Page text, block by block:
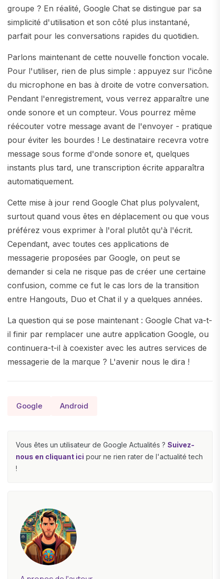
groupe ? En réalité, Google Chat se distingue par sa
simplicité d'utilisation et son côté plus instantané,
parfait pour les conversations rapides du quotidien.
Parlons maintenant de cette nouvelle fonction vocale.
Pour l'utiliser, rien de plus simple : appuyez sur l'icône
du microphone en bas à droite de votre conversation.
Pendant l'enregistrement, vous verrez apparaître une
onde sonore et un compteur. Vous pourrez même
réécouter votre message avant de l'envoyer - pratique
pour éviter les bourdes ! Le destinataire recevra votre
message sous forme d'onde sonore et, quelques
instants plus tard, une transcription écrite apparaîtra
automatiquement.
Cette mise à jour rend Google Chat plus polyvalent,
surtout quand vous êtes en déplacement ou que vous
préférez vous exprimer à l'oral plutôt qu'à l'écrit.
Cependant, avec toutes ces applications de
messagerie proposées par Google, on peut se
demander si cela ne risque pas de créer une certaine
confusion, comme ce fut le cas lors de la transition
entre Hangouts, Duo et Chat il y a quelques années.
La question qui se pose maintenant : Google Chat va-t-
il finir par remplacer une autre application Google, ou
continuera-t-il à coexister avec les autres services de
messagerie de la marque ? L'avenir nous le dira !
Google Android
Vous êtes un utilisateur de Google Actualités ? Suivez-
nous en cliquant ici pour ne rien rater de l'actualité tech
!